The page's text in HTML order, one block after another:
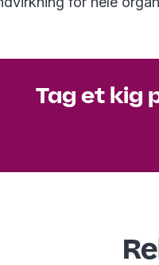
Tag et kig